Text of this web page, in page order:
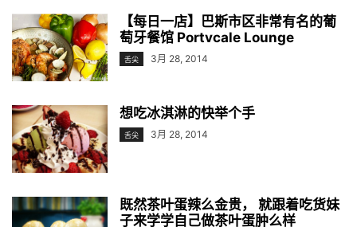
【每日一店】巴斯市区非常有名的葡
萄牙餐馆 Portvcale Lounge
舌尖 3月 28, 2014
想吃冰淇淋的快举个手
舌尖 3月 28, 2014
既然茶叶蛋辣么金贵， 就跟着吃货妹
子来学学自己做茶叶蛋肿么样